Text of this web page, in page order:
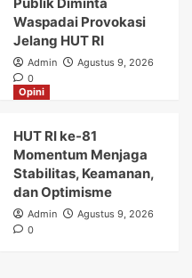
Waspadai Provokasi
Jelang HUT RI
Admin
Agustus 9, 2026
0
Opini
HUT RI ke-81
Momentum Menjaga
Stabilitas, Keamanan,
dan Optimisme
Admin
Agustus 9, 2026
0